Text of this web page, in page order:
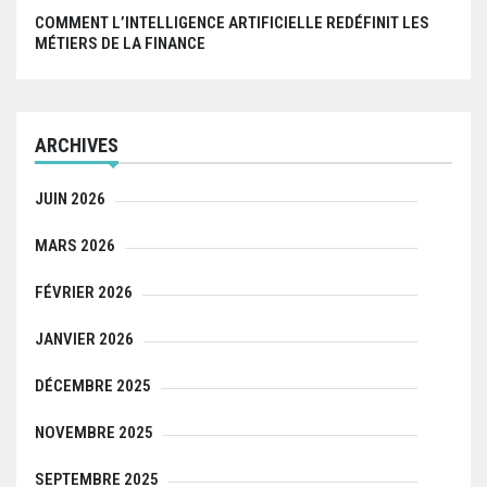
COMMENT L’INTELLIGENCE ARTIFICIELLE REDÉFINIT LES
MÉTIERS DE LA FINANCE
ARCHIVES
JUIN 2026
MARS 2026
FÉVRIER 2026
JANVIER 2026
DÉCEMBRE 2025
NOVEMBRE 2025
SEPTEMBRE 2025